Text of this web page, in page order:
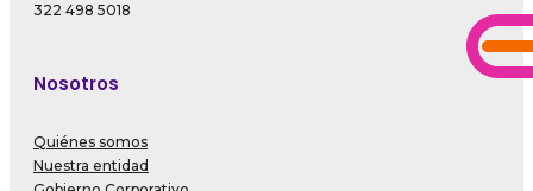
322 498 5018
Nosotros
Quiénes somos
Nuestra entidad